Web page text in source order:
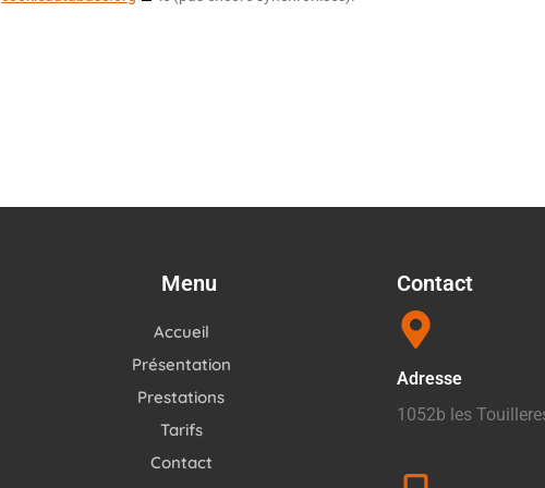
Menu
Accueil
Présentation
Prestations
Tarifs
Contact
Contact
Adresse
1052b les